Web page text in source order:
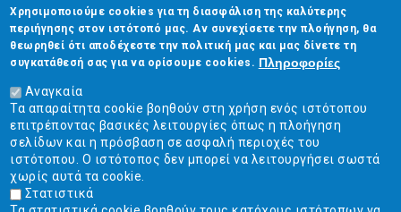
CAPTCHA
This
question is
for testing
whether or
not you are a
human visitor
and to
prevent
automated
spam
submissions.
Επικοινωνία
Στουρνάρη 17, Αθήνα 10683
2103304444
info@ekpizo.gr
www.ekpizo.gr
Χρησιμοποιούμε cookies για τη διασφάλιση της καλύτερης
περιήγησης στον ιστότοπό μας. Αν συνεχίσετε την πλοήγηση, θα
θεωρηθεί ότι αποδέχεστε την πολιτική μας και μας δίνετε τη
συγκατάθεσή σας για να ορίσουμε cookies. Πληροφορίες
Αναγκαία
Τα απαραίτητα cookie βοηθούν στη χρήση ενός ιστότοπου
επιτρέποντας βασικές λειτουργίες όπως η πλοήγηση
σελίδων και η πρόσβαση σε ασφαλή περιοχές του
ιστότοπου. Ο ιστότοπος δεν μπορεί να λειτουργήσει σωστά
χωρίς αυτά τα cookie.
Στατιστικά